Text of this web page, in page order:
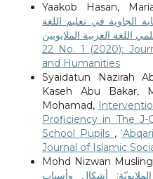
Yaakob Hasan,
الجاوية في تعليم اللغة
22 No. 1 (2020):
and Humanities
Syaidatun Nazirah
Kaseh Abu Bakar,
Mohamad,
Proficiency in The
School Pupils ,
Journal of Islamic
Mohd Nizwan